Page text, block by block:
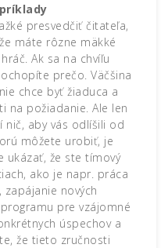
presvedčiť čitateľa,
máte rôzne mäkké
Ak sa na chvíľu
prečo. Väčšina
chce byť žiaduca a
na požiadanie. Ale len
nič, aby vás odlíšili od
môžete urobiť, je
ukázať, že ste tímový
ako je napr. práca
nových
pre vzájomné
úspechov a
že tieto zručnosti